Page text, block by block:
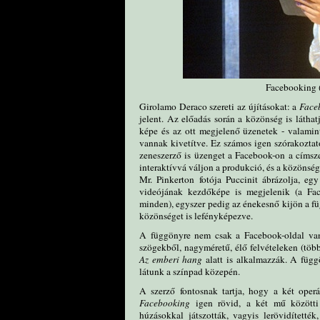
Facebooking
Girolamo Deraco szereti az újításokat: a
jelent. Az előadás során a közönség is
képe és az ott megjelenő üzenetek -
vannak kivetítve. Ez számos igen
zeneszerző is üzenget a Facebook-on a
interaktívvá váljon a produkció, és a
Mr. Pinkerton fotója Puccinit ábrázolja,
videójának kezdőképe is megjelenik (a
minden), egyszer pedig az énekesnő kijön a
közönséget is lefényképezve.
A függönyre nem csak a Facebook-oldal
szögekből, nagyméretű, élő felvételeken
Az emberi hang alatt is alkalmazzák. A
látunk a színpad közepén.
A szerző fontosnak tartja, hogy a két
Facebooking igen rövid, a két mű közötti
húzásokkal játszották, vagyis